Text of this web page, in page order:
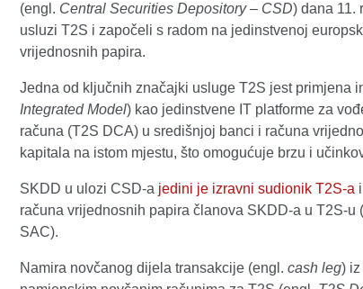
(engl. Central Securities Depository – CSD) dana 11.
usluzi T2S i započeli s radom na jedinstvenoj
vrijednosnih papira.
Jedna od ključnih značajki usluge T2S jest primjena
Integrated Model) kao jedinstvene IT platforme za
računa (T2S DCA) u središnjoj banci i računa
kapitala na istom mjestu, što omogućuje brzu i
SKDD u ulozi CSD-a jedini je izravni sudionik T2S-a
računa vrijednosnih papira članova SKDD-a u T2S-u
SAC).
Namira novčanog dijela transakcije (engl. cash leg)